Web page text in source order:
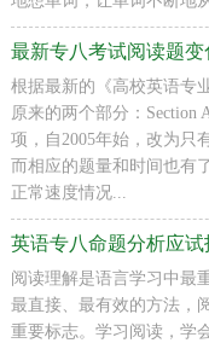
最新专八考试阅读题
根据最新的《高校英语专
原来的两个部分：Section
项，自2005年始，改为只
而相应的题量和时间也有
正常速度情况...
英语专八命题分析应
阅读理解是语言学习中最
最直接、最有效的方法，
重要标志。学习阅读，学